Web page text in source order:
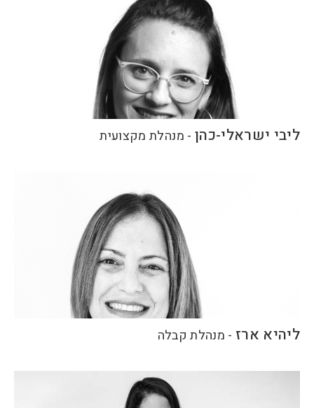
ליבי ישראלי-כהן - מנהלת מקצועית
ליהיא ארז - מנהלת קבלה